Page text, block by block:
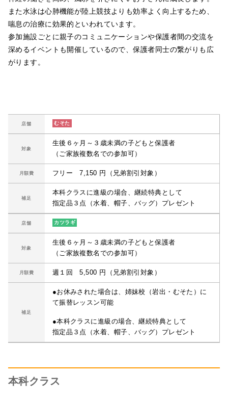
また水泳は心肺機能が陸上競技よりも効率よく向上するため、
喘息の治療に効果的といわれています。
参加施設ごとに親子のコミュニケーションや保護者間の交流を
深めるイベントも開催しているので、保護者同士の繋がりも広
がります。
店舗 むそた
対象
生後６ヶ月～３歳未満の子どもと保護者
（ご家族複数名での参加可）
月額費 フリー 7,150 円（兄弟割引対象）
補足
本科クラスに進級の場合、継続特典として
指定品３点（水着、帽子、バッグ）プレゼント
店舗 カツラギ
対象
生後６ヶ月～３歳未満の子どもと保護者
（ご家族複数名での参加可）
月額費 週１回 5,500 円（兄弟割引対象）
補足
●お休みされた場合は、姉妹校（岩出・むそた）に
て振替レッスン可能
●本科クラスに進級の場合、継続特典として
指定品３点（水着、帽子、バッグ）プレゼント
本科クラス